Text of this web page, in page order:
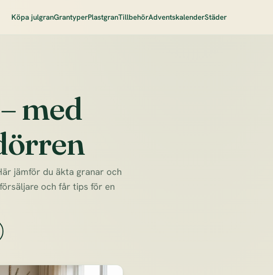
Köpa julgranGrantyperPlastgranTillbehörAdventskalenderStäder
med
jämför du äkta granar och
och får tips för en